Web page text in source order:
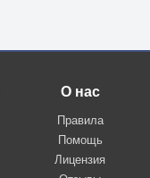
О нас
Правила
Помощь
Лицензия